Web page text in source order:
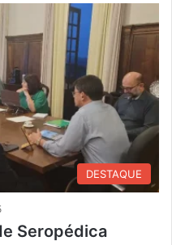
DESTAQUE
Seropédica